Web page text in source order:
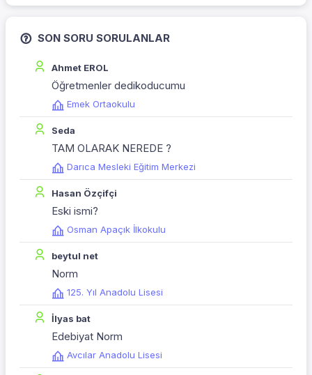
SON SORU SORULANLAR
Ahmet EROL
Öğretmenler dedikoducumu
Emek Ortaokulu
Seda
TAM OLARAK NEREDE ?
Darıca Mesleki Eğitim Merkezi
Hasan Özçifçi
Eski ismi?
Osman Apaçık İlkokulu
beytul net
Norm
125. Yıl Anadolu Lisesi
İlyas bat
Edebiyat Norm
Avcılar Anadolu Lisesi